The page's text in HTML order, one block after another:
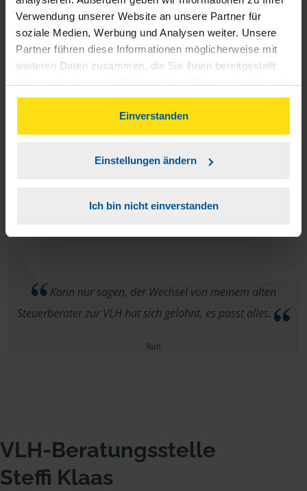
Verwendung unserer Website an unsere Partner für
soziale Medien, Werbung und Analysen weiter. Unsere
Partner führen diese Informationen möglicherweise mit
weiteren Daten zusammen, die Sie ihnen bereitgestellt
gesammelt haben. Indem Sie auf Einverstanden klicken,
können Sie der Verwendung von Cookies, gemäß
unserer
Einverstanden
Einstellungen ändern
Ich bin nicht einverstanden
Bin, so, wie es aktuell ist, zufrieden.
anonymes VLH-Mitglied
anonymes VLH-Mitglied
Kann nur sagen, der Wechsel von meinem alten
Steuerberater zur VLH hat sich gelohnt, es passt alles.
Ralf
VLH-Beratungsstelle
Steffi Klaas